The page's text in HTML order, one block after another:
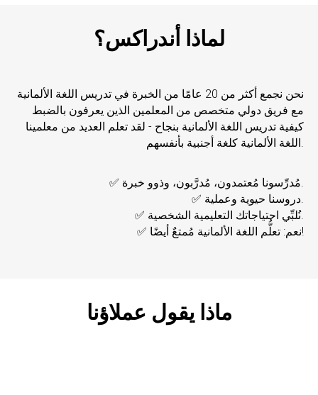
لماذا أندراكس؟
نحن نجمع أكثر من 20 عامًا من الخبرة في تدريس اللغة الألمانية
مع فريق دولي متخصص من المعلمين الذين يعرفون بالضبط
كيفية تدريس اللغة الألمانية بنجاح - لقد تعلم العديد من معلمينا
✅ نُلبِّي احتياجاتك التعليمية الشخصية.
✅ نعم: تعلُّم اللغة الألمانية مُمتعٌ أيضًا!
ماذا يقول عملاؤنا